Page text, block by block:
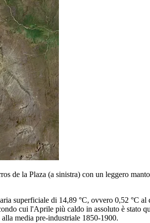
de la Plaza (a sinistra) con un leggero
superficiale di 14,89 °C, ovvero 0,52 °C
cui l'Aprile più caldo in assoluto è stato
media pre-industriale 1850-1900.